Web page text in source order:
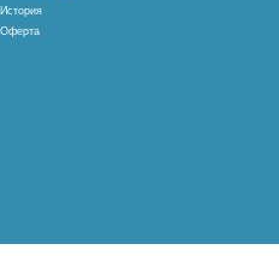
История
Оферта